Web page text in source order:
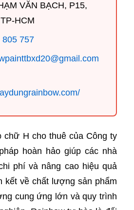
VĂN BẠCH, P15,
HCM
805 757
chữ H cho thuê của Công ty
hoàn hảo giúp các nhà
phí và nâng cao hiệu quả
kết về chất lượng sản phẩm
cung ứng lớn và quy trình